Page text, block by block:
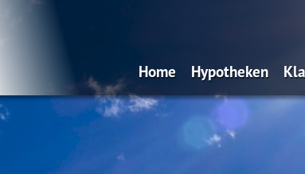
Home Hypotheken
Oeps, een